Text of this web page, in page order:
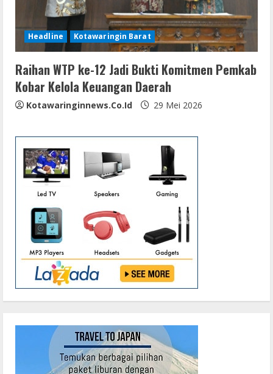
Headline Kotawaringin Barat
Raihan WTP ke-12 Jadi Bukti Komitmen Pemkab
Kobar Kelola Keuangan Daerah
Kotawaringinnews.co.id 29 Mei 2026